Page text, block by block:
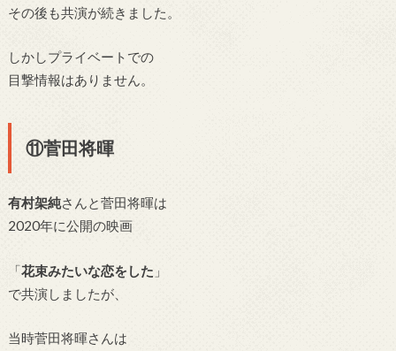
その後も共演が続きました。
しかしプライベートでの
目撃情報はありません。
⑪菅田将暉
有村架純さんと菅田将暉は
2020年に公開の映画
「花束みたいな恋をした 」
で共演しましたが、
当時菅田将暉さんは